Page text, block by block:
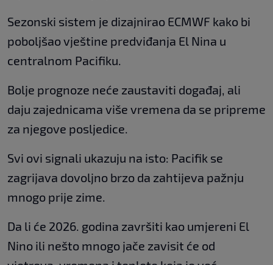
Sezonski sistem je dizajnirao ECMWF kako bi
poboljšao vještine predviđanja El Nina u
centralnom Pacifiku.
Bolje prognoze neće zaustaviti događaj, ali
daju zajednicama više vremena da se pripreme
za njegove posljedice.
Svi ovi signali ukazuju na isto: Pacifik se
zagrijava dovoljno brzo da zahtijeva pažnju
mnogo prije zime.
Da li će 2026. godina završiti kao umjereni El
Nino ili nešto mnogo jače zavisit će od